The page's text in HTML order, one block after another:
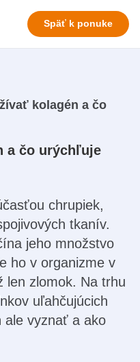
Späť k ponuke
kolagén a čo
a čo urýchľuje
chrupiek,
tkanív.
jeho množstvo
ho v organizme v
len zlomok. Na trhu
uľahčujúcich
ale vyznať a ako